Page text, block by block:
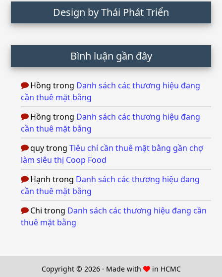
Design by Thái Phát Triển
Bình luận gần đây
Hồng trong Danh sách các thương hiệu đang
cần thuê mặt bằng
Hồng trong Danh sách các thương hiệu đang
cần thuê mặt bằng
quytrongTiêu chí cần thuê mặt bằng gần chợ
làm siêu thị Coop Food
Hạnh trong Danh sách các thương hiệu đang
cần thuê mặt bằng
Chi trong Danh sách các thương hiệu đang cần
thuê mặt bằng
Copyright © 2026 · Made with in HCMC